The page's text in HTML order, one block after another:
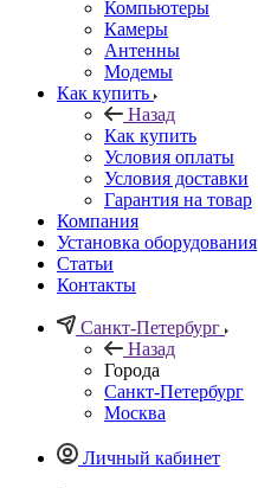
Компьютеры
Камеры
Антенны
Модемы
Как купить
Назад
Как купить
Условия оплаты
Условия доставки
Гарантия на товар
Компания
Установка оборудования
Статьи
Контакты
Санкт-Петербург
Назад
Города
Санкт-Петербург
Москва
Личный кабинет